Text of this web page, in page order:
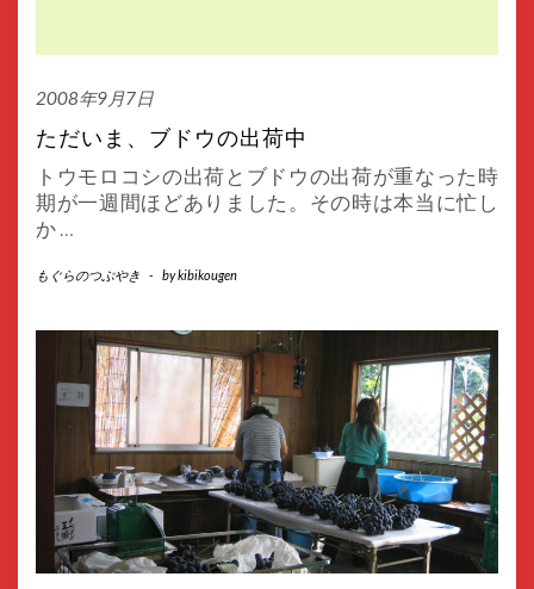
2008年9月7日
ただいま、ブドウの出荷中
トウモロコシの出荷とブドウの出荷が重なった時
期が一週間ほどありました。その時は本当に忙し
か…
もぐらのつぶやき - bykibikougen